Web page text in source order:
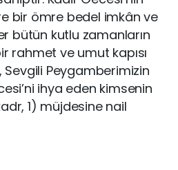
bir ömre bedel imkân ve
bütün kutlu zamanların
rahmet ve umut kapısı
Peygamberimizin
ihya eden kimsenin
1) müjdesine nail